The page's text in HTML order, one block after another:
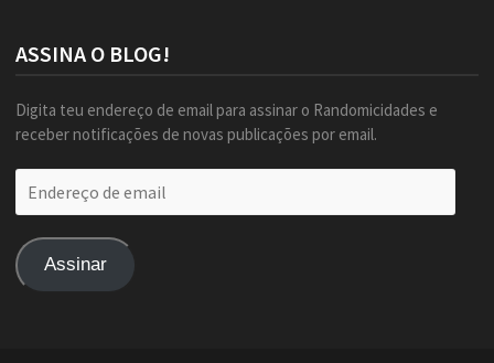
ASSINA O BLOG!
Digita teu endereço de email para assinar o Randomicidades e
receber notificações de novas publicações por email.
de
Assinar